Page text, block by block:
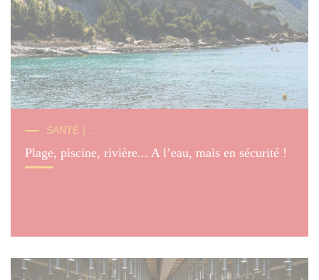
SANTÉ | ...
Plage, piscine, rivière... A l’eau, mais en sécurité !